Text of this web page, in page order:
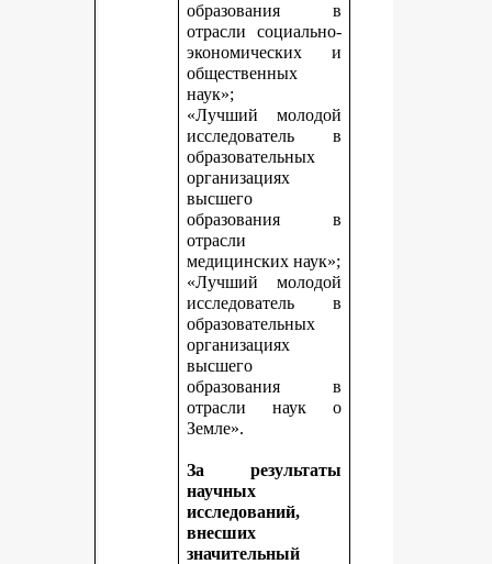
образования в
отрасли социально-
экономических и
общественных
наук»;
«Лучший молодой
исследователь в
образовательных
организациях
высшего
образования в
отрасли
медицинских наук»;
«Лучший молодой
исследователь в
образовательных
организациях
высшего
образования в
отрасли наук о
Земле».
За результаты
научных
исследований,
внесших
значительный